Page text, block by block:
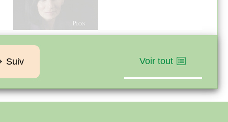
Suiv Voir tout